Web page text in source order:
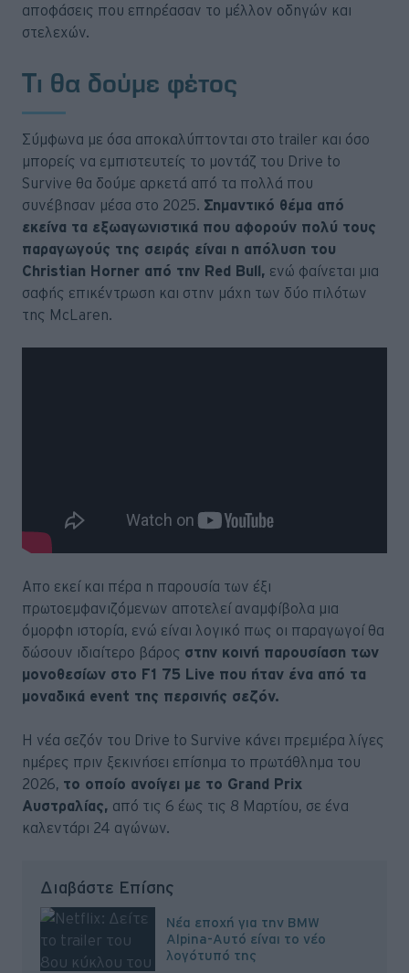
αποφάσεις που επηρέασαν το μέλλον οδηγών και
στελεχών.
Τι θα δούμε φέτος
Σύμφωνα με όσα αποκαλύπτονται στο trailer και όσο
μπορείς να εμπιστευτείς το μοντάζ του Drive to
Survive θα δούμε αρκετά από τα πολλά που
συνέβησαν μέσα στο 2025. Σημαντικό θέμα από
εκείνα τα εξωαγωνιστικά που αφορούν πολύ τους
παραγωγούς της σειράς είναι η απόλυση του
Christian Horner από την Red Bull, ενώ φαίνεται μια
σαφής επικέντρωση και στην μάχη των δύο πιλότων
της ΜcLaren.
Απο εκεί και πέρα η παρουσία των έξι
πρωτοεμφανιζόμενων αποτελεί αναμφίβολα μια
όμορφη ιστορία, ενώ είναι λογικό πως οι παραγωγοί θα
δώσουν ιδιαίτερο βάρος στην κοινή παρουσίαση των
μονοθεσίων στο F1 75 Live που ήταν ένα από τα
μοναδικά event της περσινής σεζόν.
Η νέα σεζόν του Drive to Survive κάνει πρεμιέρα λίγες
ημέρες πριν ξεκινήσει επίσημα το πρωτάθλημα του
2026, το οποίο ανοίγει με το Grand Prix
Αυστραλίας, από τις 6 έως τις 8 Μαρτίου, σε ένα
καλεντάρι 24 αγώνων.
Διαβάστε Επίσης
Νέα εποχή για την BMW
Alpina-Αυτό είναι το νέο
λογότυπό της